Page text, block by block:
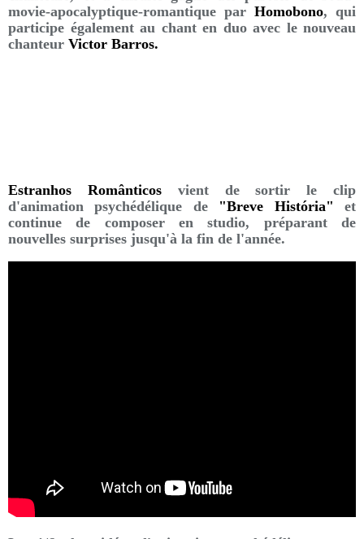
movie-apocalyptique-romantique par Homobono, qui
participe également au chant en duo avec le nouveau
chanteur Victor Barros.
Estranhos Românticosvient de sortir le clip
d'animation psychédélique de "Breve História" et
continue de composer en studio, préparant de
nouvelles surprises jusqu'à la fin de l'année.